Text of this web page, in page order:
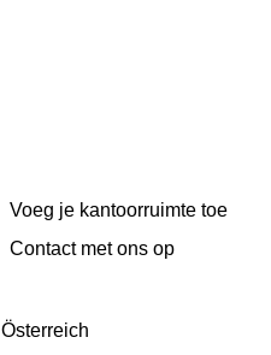
Voeg je kantoorruimte toe
Сontact met ons op
Österreich